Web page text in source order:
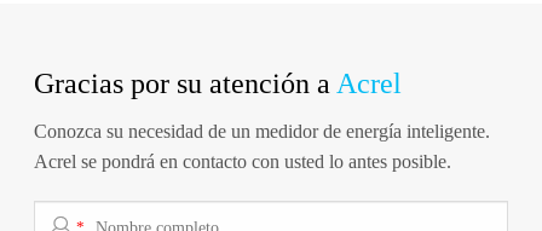
Gracias por su atención a Acrel
Conozca su necesidad de un medidor de energía inteligente.
Acrel se pondrá en contacto con usted lo antes posible.
*